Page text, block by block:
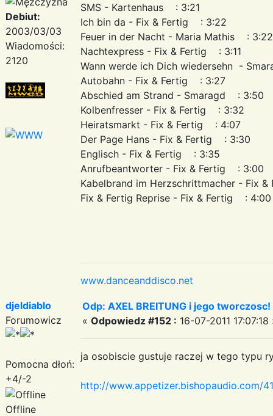
Debiut:
2003/03/03
Wiadomości:
2120
SMS - Kartenhaus : 3:21
Ich bin da - Fix & Fertig : 3:22
Feuer in der Nacht - Maria Mathis :
Nachtexpress - Fix & Fertig : 3:11
Wann werde ich Dich wiedersehn -
Autobahn - Fix & Fertig : 3:27
Abschied am Strand - Smaragd : 3:50
Kolbenfresser - Fix & Fertig : 3:32
Heiratsmarkt - Fix & Fertig : 4:07
Der Page Hans - Fix & Fertig : 3:30
Englisch - Fix & Fertig : 3:35
Anrufbeantworter - Fix & Fertig : 3:00
Kabelbrand im Herzschrittmacher - Fix
Fix & Fertig Reprise - Fix & Fertig : 4:00
www.danceanddisco.net
djeldiablo
Forumowicz
Pomocna dłoń:
+4/-2
Offline
Odp: AXEL BREITUNG i jego
« Odpowiedz #152 : 16-07-2011 17:07:18
ja osobiscie gustuje raczej w tego typu
http://www.appetizer.bishopaudio.com/